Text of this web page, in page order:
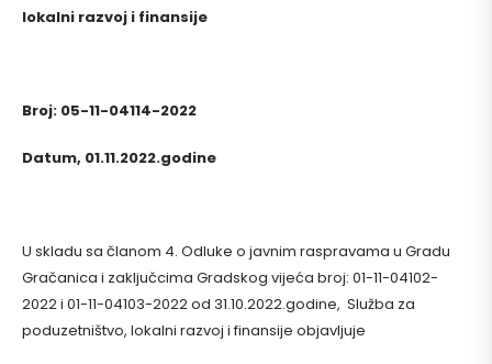
lokalni razvoj i finansije
Broj: 05-11-04114-2022
Datum, 01.11.2022.godine
U skladu sa članom 4. Odluke o javnim raspravama u Gradu
Gračanica i zaključcima Gradskog vijeća broj: 01-11-04102-
2022 i 01-11-04103-2022 od 31.10.2022.godine, Služba za
poduzetništvo, lokalni razvoj i finansije objavljuje